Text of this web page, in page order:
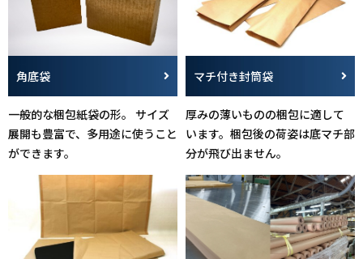
角底袋
一般的な梱包紙袋の形。 サイズ
展開も豊富で、多用途に使うこと
ができます。
マチ付き封筒袋
厚みの薄いものの梱包に適して
います。梱包後の荷姿は底マチ部
分が飛び出ません。